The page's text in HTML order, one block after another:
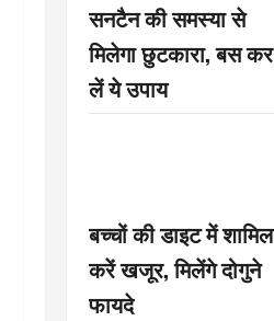
सनटैन की समस्या से
मिलेगा छुटकारा, बस कर
लें ये उपाय
बच्चों की डाइट में शामिल
करें खजूर, मिलेंगे दोगुने
फायदे